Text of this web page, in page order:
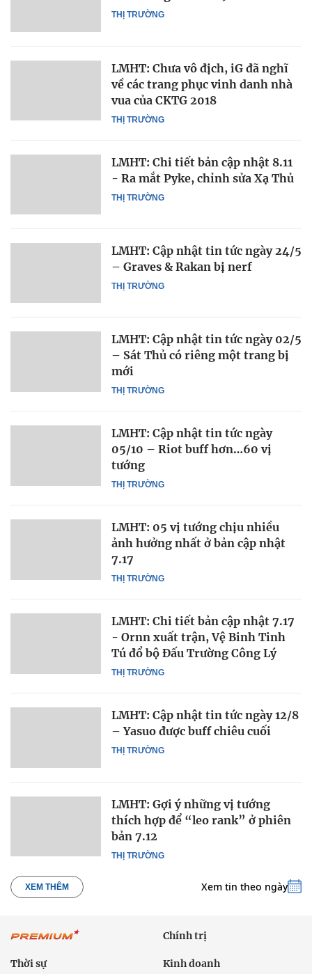
THỊ TRƯỜNG
THỊ TRƯỜNG
LMHT: Chưa vô địch, iG đã nghĩ
về các trang phục vinh danh nhà
vua của CKTG 2018
THỊ TRƯỜNG
LMHT: Chi tiết bản cập nhật 8.11
- Ra mắt Pyke, chỉnh sửa Xạ Thủ
THỊ TRƯỜNG
LMHT: Cập nhật tin tức ngày 24/5
– Graves & Rakan bị nerf
THỊ TRƯỜNG
LMHT: Cập nhật tin tức ngày 02/5
– Sát Thủ có riêng một trang bị
mới
THỊ TRƯỜNG
LMHT: Cập nhật tin tức ngày
05/10 – Riot buff hơn…60 vị
tướng
THỊ TRƯỜNG
LMHT: 05 vị tướng chịu nhiều
ảnh hưởng nhất ở bản cập nhật
7.17
THỊ TRƯỜNG
LMHT: Chi tiết bản cập nhật 7.17
- Ornn xuất trận, Vệ Binh Tinh
Tú đổ bộ Đấu Trường Công Lý
THỊ TRƯỜNG
LMHT: Cập nhật tin tức ngày 12/8
– Yasuo được buff chiêu cuối
THỊ TRƯỜNG
LMHT: Gợi ý những vị tướng
thích hợp để “leo rank” ở phiên
bản 7.12
XEM THÊM Xem tin theo ngày
Chính trị
Thời sự Kinh doanh